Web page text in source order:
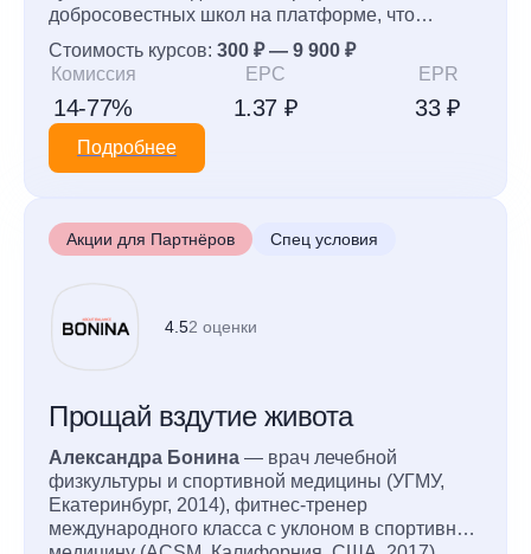
добросовестных школ на платформе, что
подчеркивает его открытость и высокое
качество взаимодействия с учениками.
Стоимость курсов: 300 ₽ — 9 900 ₽
Комиссия
14-77%
EPC
1.37 ₽
EPR
33 ₽
Подробнее
Акции для Партнёров Спец условия
4.52 оценки
Прощай вздутие живота
Александра Бонина — врач лечебной
физкультуры и спортивной медицины (УГМУ,
Екатеринбург, 2014), фитнес-тренер
международного класса с уклоном в спортивную